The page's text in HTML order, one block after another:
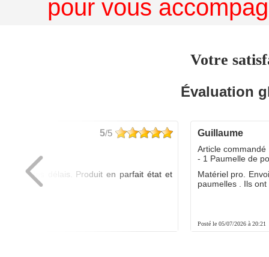
pour vous
Votre
Évaluation
5/5
dans les délais. Produit en parfait état et
guillaume
Posté le 05/07/2026 à 20:21
Article commandé
- 1 Paumelle de
Matériel pro.
paumelles . Ils ont